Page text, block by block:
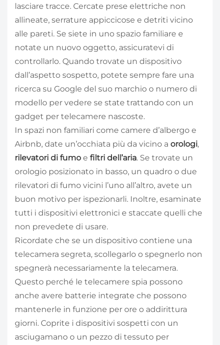
lasciare tracce. Cercate prese elettriche non
allineate, serrature appiccicose e detriti vicino
alle pareti. Se siete in uno spazio familiare e
notate un nuovo oggetto, assicuratevi di
controllarlo. Quando trovate un dispositivo
dall’aspetto sospetto, potete sempre fare una
ricerca su Google del suo marchio o numero di
modello per vedere se state trattando con un
gadget per telecamere nascoste.
In spazi non familiari come camere d’albergo e
Airbnb, date un’occhiata più da vicino a orologi,
rilevatori di fumo e filtri dell’aria. Se trovate un
orologio posizionato in basso, un quadro o due
rilevatori di fumo vicini l’uno all’altro, avete un
buon motivo per ispezionarli. Inoltre, esaminate
tutti i dispositivi elettronici e staccate quelli che
non prevedete di usare.
Ricordate che se un dispositivo contiene una
telecamera segreta, scollegarlo o spegnerlo non
spegnerà necessariamente la telecamera.
Questo perché le telecamere spia possono
anche avere batterie integrate che possono
mantenerle in funzione per ore o addirittura
giorni. Coprite i dispositivi sospetti con un
asciugamano o un pezzo di tessuto per